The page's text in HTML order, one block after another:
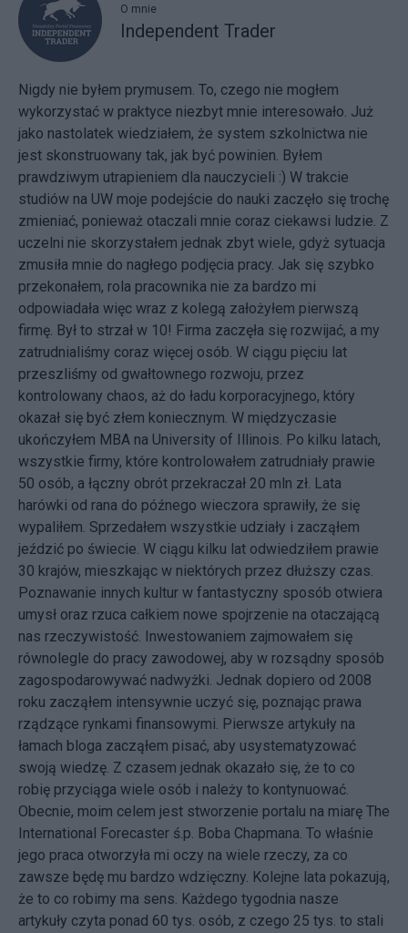
O mnie
Independent Trader
Nigdy nie byłem prymusem. To, czego nie mogłem
wykorzystać w praktyce niezbyt mnie interesowało. Już
jako nastolatek wiedziałem, że system szkolnictwa nie
jest skonstruowany tak, jak być powinien. Byłem
prawdziwym utrapieniem dla nauczycieli :) W trakcie
studiów na UW moje podejście do nauki zaczęło się trochę
zmieniać, ponieważ otaczali mnie coraz ciekawsi ludzie. Z
uczelni nie skorzystałem jednak zbyt wiele, gdyż sytuacja
zmusiła mnie do nagłego podjęcia pracy. Jak się szybko
przekonałem, rola pracownika nie za bardzo mi
odpowiadała więc wraz z kolegą założyłem pierwszą
firmę. Był to strzał w 10! Firma zaczęła się rozwijać, a my
zatrudnialiśmy coraz więcej osób. W ciągu pięciu lat
przeszliśmy od gwałtownego rozwoju, przez
kontrolowany chaos, aż do ładu korporacyjnego, który
okazał się być złem koniecznym. W międzyczasie
ukończyłem MBA na University of Illinois. Po kilku latach,
wszystkie firmy, które kontrolowałem zatrudniały prawie
50 osób, a łączny obrót przekraczał 20 mln zł. Lata
harówki od rana do późnego wieczora sprawiły, że się
wypaliłem. Sprzedałem wszystkie udziały i zacząłem
jeździć po świecie. W ciągu kilku lat odwiedziłem prawie
30 krajów, mieszkając w niektórych przez dłuższy czas.
Poznawanie innych kultur w fantastyczny sposób otwiera
umysł oraz rzuca całkiem nowe spojrzenie na otaczającą
nas rzeczywistość. Inwestowaniem zajmowałem się
równolegle do pracy zawodowej, aby w rozsądny sposób
zagospodarowywać nadwyżki. Jednak dopiero od 2008
roku zacząłem intensywnie uczyć się, poznając prawa
rządzące rynkami finansowymi. Pierwsze artykuły na
łamach bloga zacząłem pisać, aby usystematyzować
swoją wiedzę. Z czasem jednak okazało się, że to co
robię przyciąga wiele osób i należy to kontynuować.
Obecnie, moim celem jest stworzenie portalu na miarę The
International Forecaster ś.p. Boba Chapmana. To właśnie
jego praca otworzyła mi oczy na wiele rzeczy, za co
zawsze będę mu bardzo wdzięczny. Kolejne lata pokazują,
że to co robimy ma sens. Każdego tygodnia nasze
artykuły czyta ponad 60 tys. osób, z czego 25 tys. to stali